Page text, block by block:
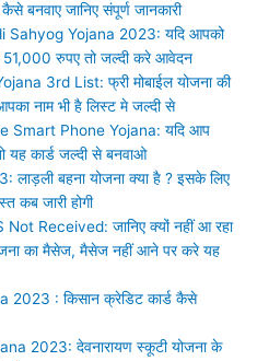
बनवाए जानिए संपूर्ण जानकारी
Sahyog Yojana 2023: यदि आपको
मे 51,000 रुपए तो जल्दी करे आवेदन
3rd List: फ्री मोबाईल योजना की
नाम भी है लिस्ट मे जल्दी से
Smart Phone Yojana: यदि आप
यह कार्ड जल्दी से बनवाओ
बहना योजना क्या है ? इसके लिए
कब जारी होगी
Received: जानिए क्यों नहीं आ रहा
का मैसेज, मैसेज नहीं आने पर करे यह
2023 : किसान क्रेडिट कार्ड कैसे
2023: देवनारायण स्कूटी योजना के